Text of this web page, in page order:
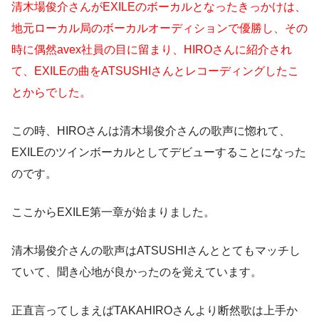
清木場俊介さんがEXILEのボーカルとなったきっかけは、
地元ローカル局のボーカルオーディションで優勝し、その
時に偶然avex社員の目に留まり、HIROさんに紹介され
て、EXILEの曲をATSUSHIさんとレコーディングしたこ
とからでした。
この時、HIROさんは清木場俊介さんの歌声に惚れて、
EXILEのツインボーカルとしてデビューすることになった
のです。
ここからEXILE第一章が始まりました。
清木場俊介さんの歌声はATSUSHIさんととてもマッチし
ていて、聞き心地が良かったのを覚えています。
正直言ってしまえばTAKAHIROさんより断然歌は上手か